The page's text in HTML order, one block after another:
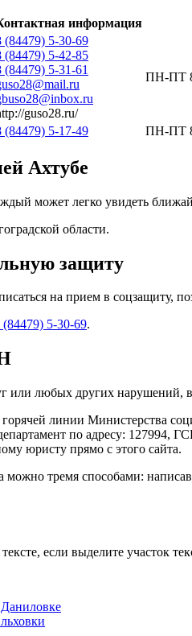
информация
(84479) 5-30-69
(84479) 5-42-85
(84479) 5-31-61
guso28.ru/
ПН-ПТ
(84479) 5-17-49 ПН-ПТ
Ахтубе
может легко увидеть
области.
защиту
на прием в соцзащиту,
(84479) 5-30-69.
или любых других
линии Министерства
по адресу: 127994,
юристу прямо с этого сайта.
тремя способами:
если выделите участок